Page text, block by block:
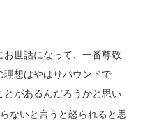
世話になって、一番尊敬
理想はやはりパウンドで
があるんだろうかと思い
ないと言うと怒られると思